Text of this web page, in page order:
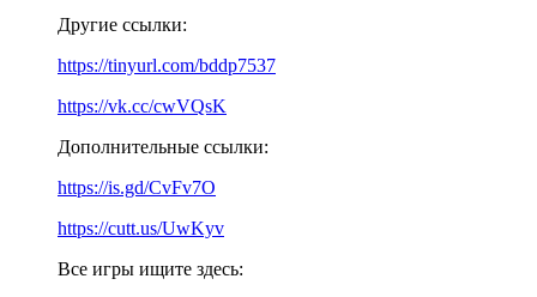
Другие ссылки:
https://tinyurl.com/bddp7537
https://vk.cc/cwVQsK
Дополнительные ссылки:
https://is.gd/CvFv7O
https://cutt.us/UwKyv
Все игры ищите здесь: